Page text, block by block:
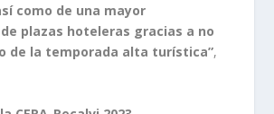
como de una mayor
plazas hoteleras gracias a no
de la temporada alta turística”,